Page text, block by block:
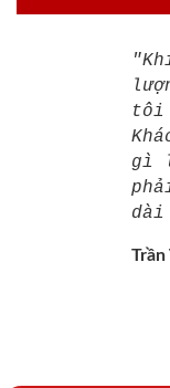
tôi
gì
dài
Trần